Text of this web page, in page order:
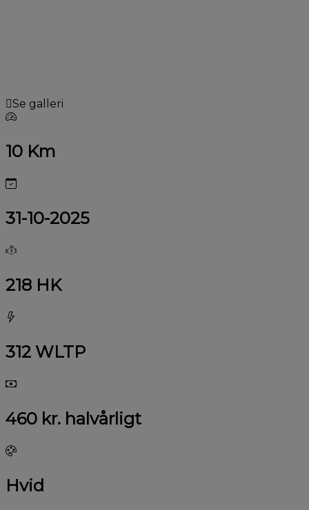
Se galleri
10 Km
31-10-2025
218 HK
312 WLTP
460 kr. halvårligt
Hvid